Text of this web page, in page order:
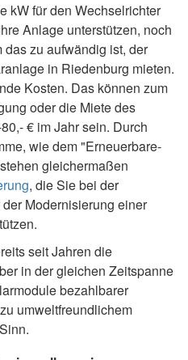
kW für den Wechselrichter
Anlage unterstützen, noch
zu aufwändig ist, der
in Riedenburg mieten.
Kosten. Das können zum
oder die Miete des
€ im Jahr sein. Durch
wie dem "Erneuerbare-
gleichermaßen
, die Sie bei der
Modernisierung einer
seit Jahren die
in der gleichen Zeitspanne
bezahlbarer
umweltfreundlichem